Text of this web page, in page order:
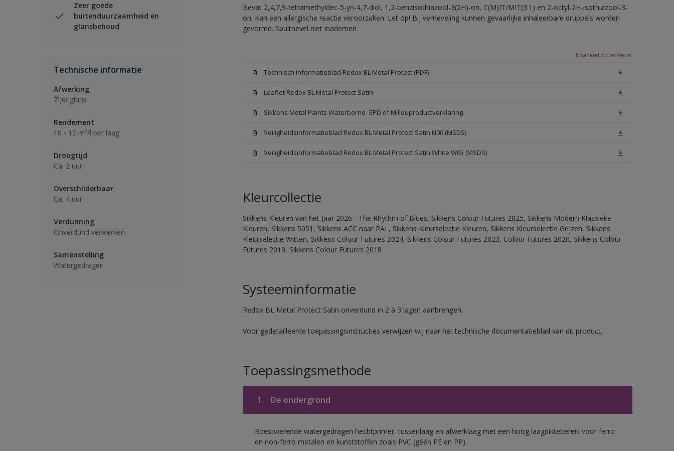
Zeer goede
buitenduurzaamheid en
glansbehoud
Technische informatie
Afwerking
Zijdeglans
Rendement
10 - 12 m²/l per laag
Droogtijd
Ca. 2 uur
Overschilderbaar
Ca. 4 uur
Verdunning
Onverdund verwerken.
Samenstelling
Watergedragen
Bevat 2,4,7,9-tetramethyldec-5-yn-4,7-diol, 1,2-benzisothiazool-3(2H)-on, C(M)IT/MIT(3:1) en 2-octyl-2H-isothiazool-3-
on. Kan een allergische reactie veroorzaken. Let op! Bij verneveling kunnen gevaarlijke inhaleerbare druppels worden
gevormd. Spuitnevel niet inademen.
Download Adobe Reader
Technisch Informatieblad Redox BL Metal Protect (PDF)
Leaflet Redox BL Metal Protect Satin
Sikkens Metal Paints Waterborne- EPD of Milieuproductverklaring
Veiligheidsinformatieblad Redox BL Metal Protect Satin N00 (MSDS)
Veiligheidsinformatieblad Redox BL Metal Protect Satin White W05 (MSDS)
Kleurcollectie
Sikkens Kleuren van het Jaar 2026 - The Rhythm of Blues, Sikkens Colour Futures 2025, Sikkens Modern Klassieke
Kleuren, Sikkens 5051, Sikkens ACC naar RAL, Sikkens Kleurselectie Kleuren, Sikkens Kleurselectie Grijzen, Sikkens
Kleurselectie Witten, Sikkens Colour Futures 2024, Sikkens Colour Futures 2023, Colour Futures 2020, Sikkens Colour
Futures 2019, Sikkens Colour Futures 2018
Systeeminformatie
Redox BL Metal Protect Satin onverdund in 2 à 3 lagen aanbrengen.
Voor gedetailleerde toepassingsinstructies verwijzen wij naar het technische documentatieblad van dit product.
Toepassingsmethode
1. De ondergrond
Roestwerende watergedragen hechtprimer, tussenlaag en afwerklaag met een hoog laagdiktebereik voor ferro
en non-ferro metalen en kunststoffen zoals PVC (géén PE en PP).